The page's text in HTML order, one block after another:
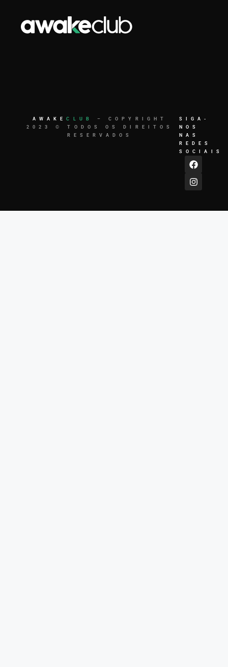
AWAKECLUB
– COPYRIGHT
2023 © TODOS OS DIREITOS
RESERVADOS
SIGA-
NOS
NAS
REDES
SOCIAIS